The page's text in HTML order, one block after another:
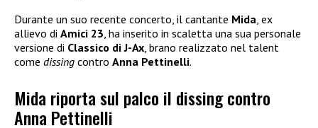
Durante un suo recente concerto, il cantante Mida, ex
allievo di Amici 23, ha inserito in scaletta una sua personale
versione di Classico di J-Ax, brano realizzato nel talent
come dissing contro Anna Pettinelli.
Mida riporta sul palco il dissing contro
Anna Pettinelli